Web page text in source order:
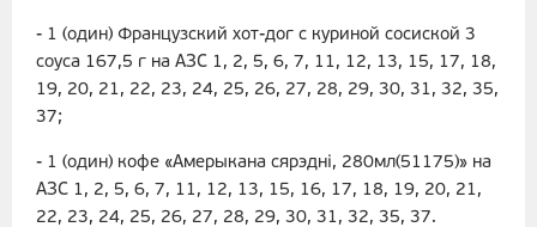
- 1 (один) Французский хот-дог с куриной сосиской 3
соуса 167,5 г на АЗС 1, 2, 5, 6, 7, 11, 12, 13, 15, 17, 18,
19, 20, 21, 22, 23, 24, 25, 26, 27, 28, 29, 30, 31, 32, 35,
37;
- 1 (один) кофе «Амерыкана сярэднi, 280мл(51175)» на
АЗС 1, 2, 5, 6, 7, 11, 12, 13, 15, 16, 17, 18, 19, 20, 21,
22, 23, 24, 25, 26, 27, 28, 29, 30, 31, 32, 35, 37.